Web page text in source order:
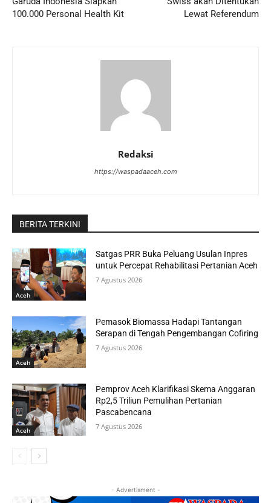
100.000 Personal Health Kit
Lewat Referendum
Redaksi
https://waspadaaceh.com
BERITA TERKINI
Aceh
Satgas PRR Buka Peluang Usulan Inpres
untuk Percepat Rehabilitasi Pertanian Aceh
7 Agustus 2026
Aceh
Pemasok Biomassa Hadapi Tantangan
Serapan di Tengah Pengembangan Cofiring
7 Agustus 2026
Aceh
Pemprov Aceh Klarifikasi Skema Anggaran
Rp2,5 Triliun Pemulihan Pertanian
Pascabencana
7 Agustus 2026
- Advertisment -